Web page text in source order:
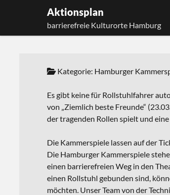
Aktionsplan
barrierefreie Kulturorte Hamburg
Kategorie: Hamburger
Es gibt keine für Rollstuhlfahrer
von „Ziemlich beste Freunde“
der tragenden Rollen spielt und
Die Kammerspiele lassen auf der
Die Hamburger Kammerspiele
einen barrierefreien Weg in den
einen Rollstuhl gebunden sind,
möchten. Unser Team von der